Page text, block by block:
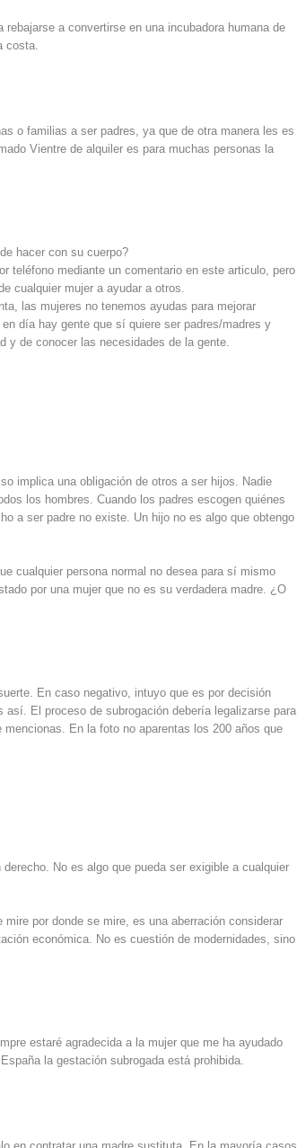
a convertirse en una incubadora humana de
costa.
o familias a ser padres, ya que de otra manera les es
Vientre de alquiler es para muchas personas la
hacer con su cuerpo?
teléfono mediante un comentario en este articulo, pero
cualquier mujer a ayudar a otros.
las mujeres no tenemos ayudas para mejorar
día hay gente que sí quiere ser padres/madres y
y de conocer las necesidades de la gente.
implica una obligación de otros a ser hijos. Nadie
los hombres. Cuando los padres escogen quiénes
a ser padre no existe. Un hijo no es algo que obtengo
cualquier persona normal no desea para sí mismo
por una mujer que no es su verdadera madre. ¿O
En caso negativo, intuyo que es por decisión
El proceso de subrogación debería legalizarse para
En la foto no aparentas los 200 años que
No es algo que pueda ser exigible a cualquier
por donde se mire, es una aberración considerar
económica. No es cuestión de modernidades, sino
estaré agradecida a la mujer que me ha ayudado
la gestación subrogada está prohibida.